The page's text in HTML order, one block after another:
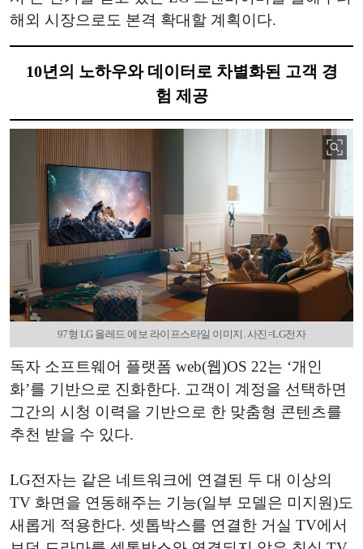
해외 시장으로도 본격 확대할 계획이다.
10년의 노하우와 데이터로 차별화된 고객 경
험 제공
97형 LG 올레드 에보 라이프스타일 이미지. 사진=LG전자
독자 소프트웨어 플랫폼 web(웹)OS 22는 ‘개인
화’를 기반으로 진화한다. 고객이 계정을 선택하면
그간의 시청 이력을 기반으로 한 맞춤형 콘텐츠를
추천 받을 수 있다.
LG전자는 같은 네트워크에 연결된 두 대 이상의
TV 화면을 연동해주는 기능(일부 모델은 미지원)도
새롭게 적용한다. 셋톱박스를 연결한 거실 TV에서